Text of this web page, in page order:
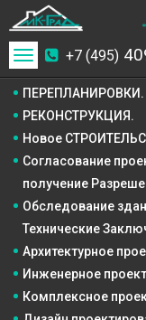
*
+7 (495)
Toggle
navigation
ПЕРЕПЛАНИРОВКИ.
РЕКОНСТРУКЦИЯ.
Новое
Согласование
получение
Обследование
Технические
Архитектурное
Инженерное
Комплексное